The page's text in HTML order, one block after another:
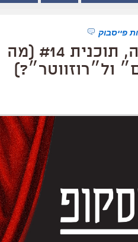
פייסבוק
״סינמסקופ״ ברדיו הקצה, תוכנית #14 (מה
ול״רוזווטר״?)